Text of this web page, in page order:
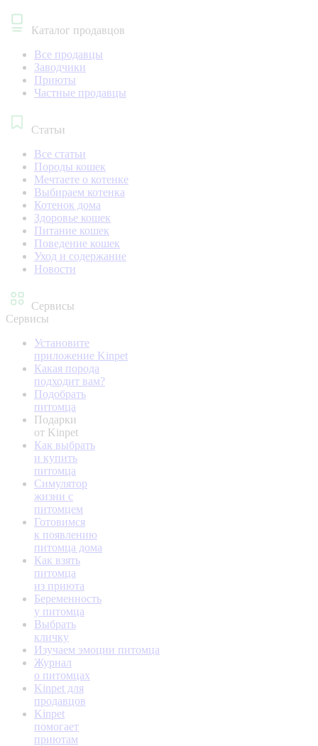
Каталог продавцов
Все продавцы
Заводчики
Приюты
Частные продавцы
Статьи
Все статьи
Породы кошек
Мечтаете о котенке
Выбираем котенка
Котенок дома
Здоровье кошек
Питание кошек
Поведение кошек
Уход и содержание
Новости
Сервисы
Сервисы
Установите
приложение Kinpet
Какая порода
подходит вам?
Подобрать
питомца
Подарки
от Kinpet
Как выбрать
и купить
питомца
Симулятор
жизни с
питомцем
Готовимся
к появлению
питомца дома
Как взять
питомца
из приюта
Беременность
у питомца
Выбрать
кличку
Изучаем эмоции питомца
Журнал
о питомцах
Kinpet для
продавцов
Kinpet
помогает
приютам